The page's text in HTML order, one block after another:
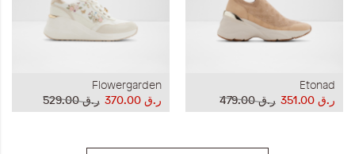
Etonad
ر.ق‏ 479.00
ر.ق‏ 351.00
Flowergarden
ر.ق‏ 529.00
ر.ق‏ 370.00